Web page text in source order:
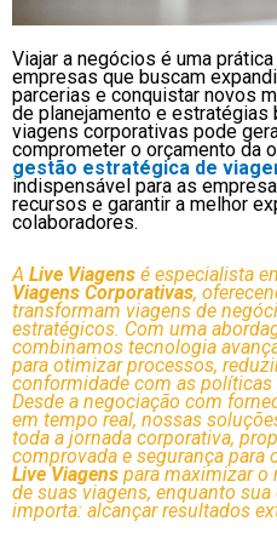
Viajar a negócios é uma
empresas que buscam
parcerias e conquistar novos
de planejamento e
viagens corporativas pode
comprometer o orçamento da
gestão estratégica de
indispensável para as
recursos e garantir a melhor
colaboradores.
A Live Viagens é especialista
Viagens Corporativas,
transformam viagens de
estratégicos. Com uma
combinamos tecnologia
para otimizar processos,
conformidade com as políticas
Desde a negociação com
em tempo real, nossas
toda a jornada corporativa,
comprovada e segurança para
Live Viagens para maximizar o
de suas viagens, enquanto
importa: alcançar resultados